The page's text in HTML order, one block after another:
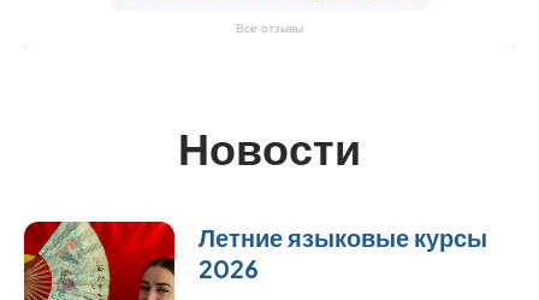
Все отзывы
Новости
Летние языковые курсы
2026